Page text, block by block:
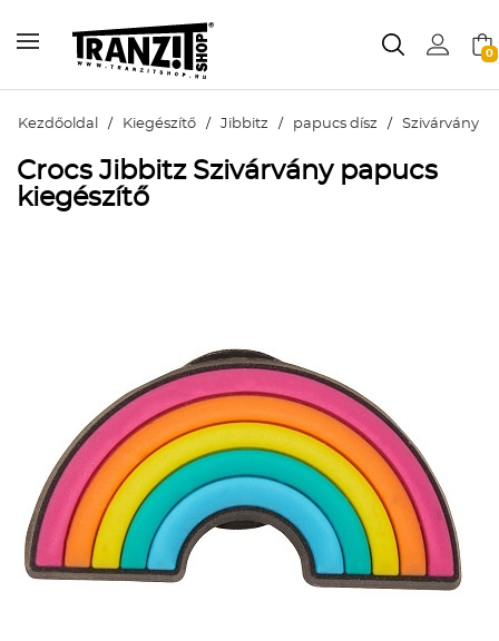
0
Kezdőoldal / Kiegészítő / Jibbitz / papucs dísz / Szivárvány
Crocs Jibbitz Szivárvány papucs
kiegészítő